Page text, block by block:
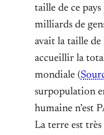
taille de ce
milliards de
avait la taille
accueillir la
mondiale (
surpopulation
humaine n’est
La terre est